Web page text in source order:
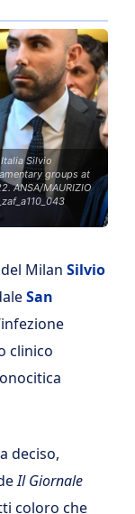
Silvio
groups at
ANSA/MAURIZIO
Milan Silvio
San
clinico
deciso,
Il Giornale
coloro che